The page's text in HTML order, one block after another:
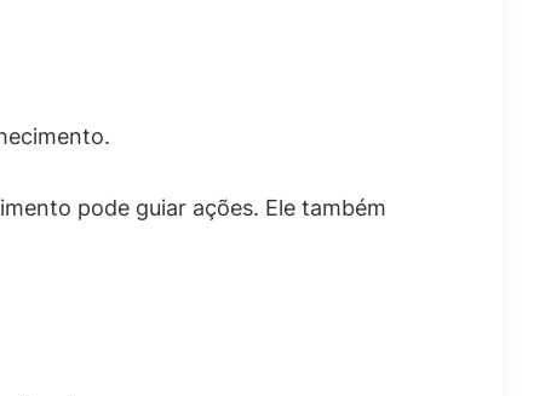
pode guiar ações. Ele também